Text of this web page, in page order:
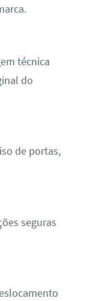
técnica
do
de portas,
seguras